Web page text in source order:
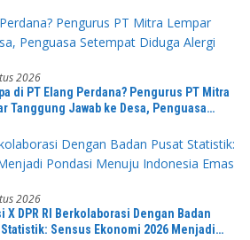
2026
di PT Elang Perdana? Pengurus PT Mitra
Tanggung Jawab ke Desa, Penguasa
2026
X DPR RI Berkolaborasi Dengan Badan
Statistik: Sensus Ekonomi 2026 Menjadi